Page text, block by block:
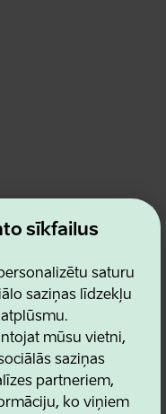
sīkfailus
saturu
saziņas līdzekļu
mūsu vietni,
saziņas
partneriem,
ko viņiem